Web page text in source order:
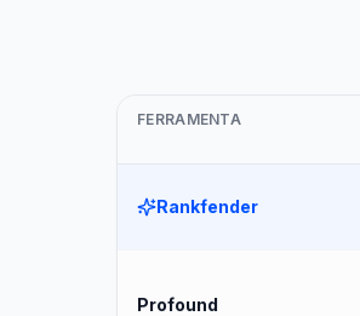
FERRAMENTA
Rankfender
Profound